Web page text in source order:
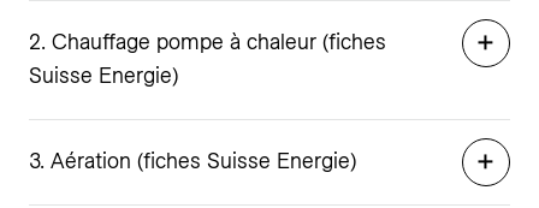
2. Chauffage pompe à chaleur (fiches
Suisse Energie)
3. Aération (fiches Suisse Energie)